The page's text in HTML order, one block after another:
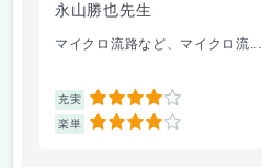
永山勝也先生
マイクロ流路など、マイクロ流...
充実 4
楽単 4